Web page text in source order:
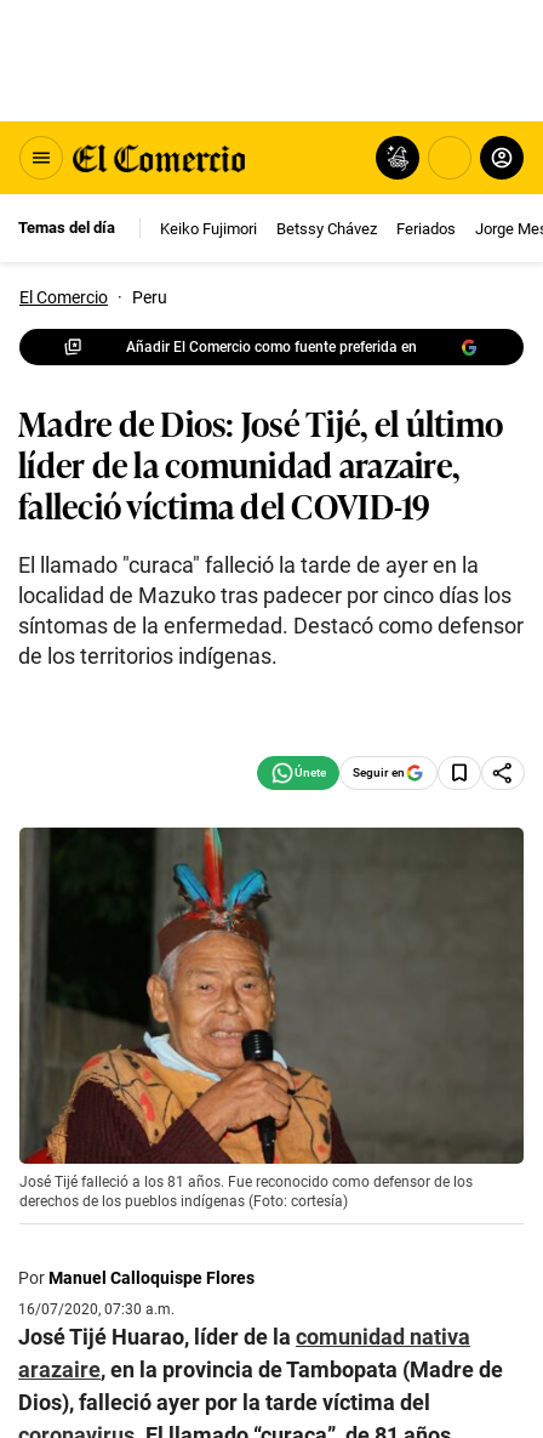
Temas del día Keiko Fujimori Betssy Chávez Feriados Jorge
El Comercio · Peru
Añadir El Comercio como fuente preferida en
Madre de Dios: José Tijé, el último
líder de la comunidad arazaire,
falleció víctima del COVID-19
El llamado "curaca" falleció la tarde de ayer en la
localidad de Mazuko tras padecer por cinco días los
síntomas de la enfermedad. Destacó como defensor
de los territorios indígenas.
Seguir en
José Tijé falleció a los 81 años. Fue reconocido como defensor de los
derechos de los pueblos indígenas (Foto: cortesía)
PorManuel Calloquispe Flores
16/07/2020, 07:30 a.m.
José Tijé Huarao, líder de la comunidad nativa
arazaire, en la provincia de Tambopata (Madre de
Dios), falleció ayer por la tarde víctima del